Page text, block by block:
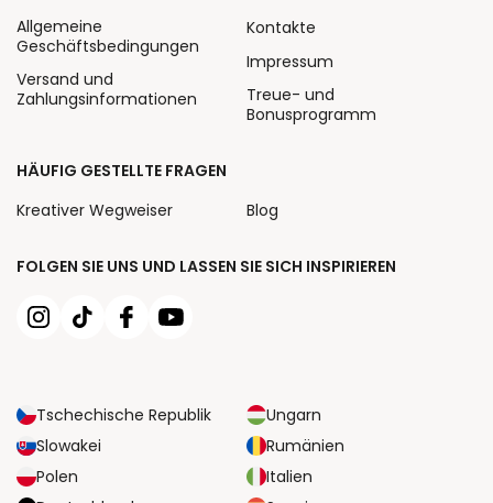
FOLGEN SIE UNS UND LASSEN SIE SICH INSPIRIEREN
Tschechische Republik
Ungarn
Slowakei
Rumänien
Polen
Italien
Allgemeine
Geschäftsbedingungen
Versand und
Zahlungsinformationen
Kontakte
Impressum
Treue- und
Bonusprogramm
HÄUFIG GESTELLTE FRAGEN
Kreativer Wegweiser
Blog